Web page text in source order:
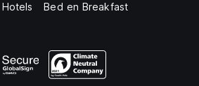
Hotels Bed en Breakfast